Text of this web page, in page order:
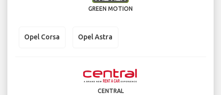
GREEN MOTION
Opel Corsa Opel Astra
CENTRAL